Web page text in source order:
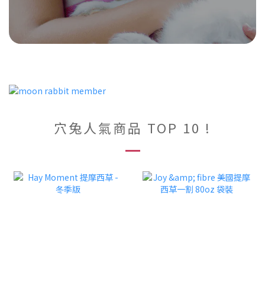
穴兔人氣商品 TOP 10 !